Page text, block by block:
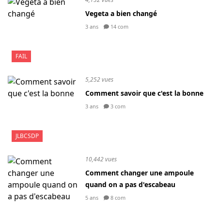
FAIL
Vegeta a bien changé
3 ans 14 com
JLBCSDP
5,252 vues
Comment savoir que c'est la bonne
3 ans 3 com
10,442 vues
Comment changer une ampoule
quand on a pas d'escabeau
5 ans 8 com